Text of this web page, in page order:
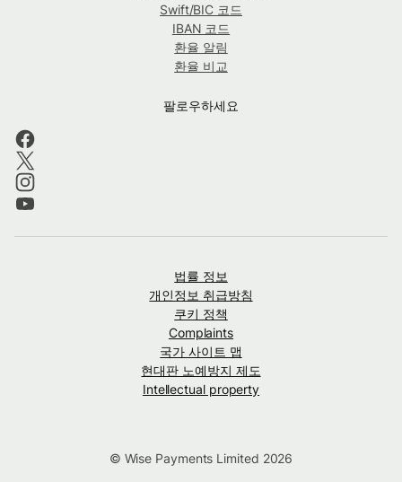
Swift/BIC 코드
IBAN 코드
환율 알림
환율 비교
팔로우하세요
법률 정보
개인정보 취급방침
쿠키 정책
Complaints
국가 사이트 맵
현대판 노예방지 제도
Intellectual property
© Wise Payments Limited 2026